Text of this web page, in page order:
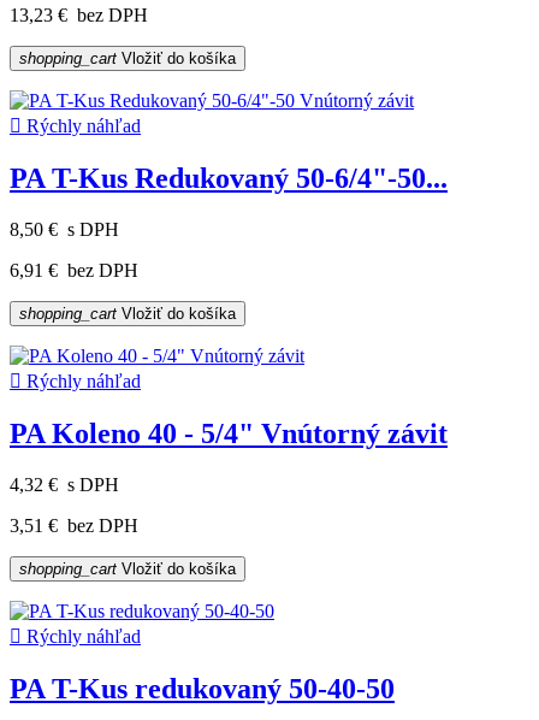
13,23 € bez DPH
shopping_cart Vložiť do košíka
 Rýchly náhľad
PA T-Kus Redukovaný 50-6/4"-50...
8,50 € s DPH
6,91 € bez DPH
shopping_cart Vložiť do košíka
 Rýchly náhľad
PA Koleno 40 - 5/4" Vnútorný závit
4,32 € s DPH
3,51 € bez DPH
shopping_cart Vložiť do košíka
 Rýchly náhľad
PA T-Kus redukovaný 50-40-50